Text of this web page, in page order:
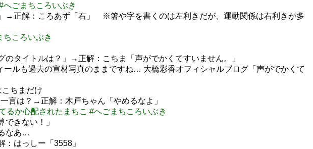
ごまちころいぶき
→正解：ころあず「右」 ※箸や字を書くのは左利きだが、運動関係は右利きが多
ちころいぶき
タイトルは？」→正解：こちま「声がでかくてすいません。」
ルも過去の宣材写真のままですね… 大橋彩香オフィシャルブログ「声がでかくて
ちまだけ
言は？→正解：木戸ちゃん「やめるなよ」
るか心配されたまちこ #へごまちころいぶき
きない！」
なあ…
はっしー「3558」